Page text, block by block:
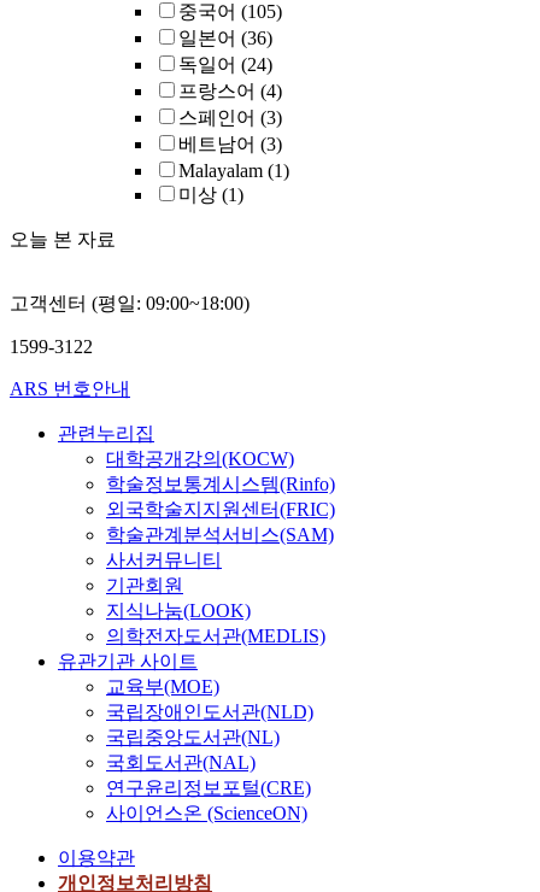
중국어 (105)
일본어 (36)
독일어 (24)
프랑스어 (4)
스페인어 (3)
베트남어 (3)
Malayalam (1)
미상 (1)
오늘 본 자료
고객센터 (평일: 09:00~18:00)
1599-3122
ARS 번호안내
관련누리집
대학공개강의(KOCW)
학술정보통계시스템(Rinfo)
외국학술지지원센터(FRIC)
학술관계분석서비스(SAM)
사서커뮤니티
기관회원
지식나눔(LOOK)
의학전자도서관(MEDLIS)
유관기관 사이트
교육부(MOE)
국립장애인도서관(NLD)
국립중앙도서관(NL)
국회도서관(NAL)
연구윤리정보포털(CRE)
사이언스온 (ScienceON)
이용약관
개인정보처리방침